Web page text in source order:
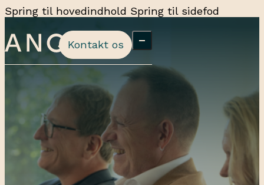
Spring til hovedindhold Spring til sidefod
Kontakt os